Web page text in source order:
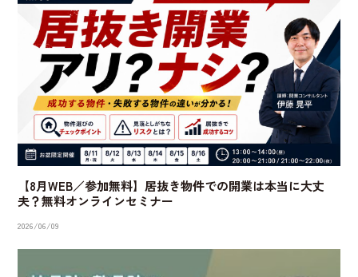
【8月WEB／参加無料】居抜き物件での開業は本当に大丈
夫？無料オンラインセミナー
2026/06/09